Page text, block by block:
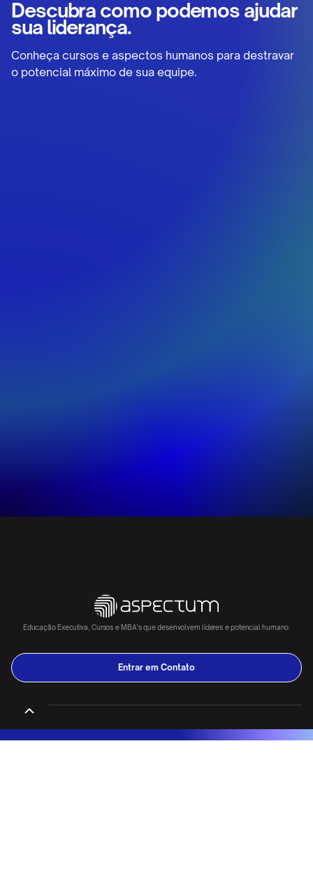
Descubra como podemos ajudar
sua liderança.
Conheça cursos e aspectos humanos para destravar
o potencial máximo de sua equipe.
Educação Executiva, Cursos e MBA's que desenvolvem líderes e potencial humano.
Entrar em Contato